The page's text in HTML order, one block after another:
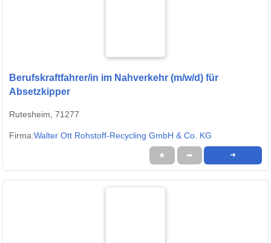
Berufskraftfahrer/in im Nahverkehr (m/w/d) für
Absetzkipper
Rutesheim, 71277
Firma:Walter Ott Rohstoff-Recycling GmbH & Co. KG
★ ➦ ➜